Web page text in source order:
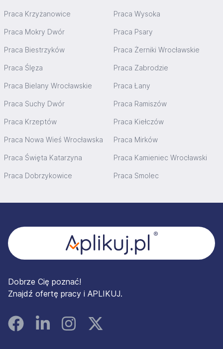
Praca Krzyżanowice Praca Wysoka
Praca Mokry Dwór Praca Psary
Praca Biestrzyków Praca Żerniki Wrocławskie
Praca Ślęza Praca Zabrodzie
Praca Bielany Wrocławskie Praca Łany
Praca Suchy Dwór Praca Ramiszów
Praca Krzeptów Praca Kiełczów
Praca Nowa Wieś Wrocławska Praca Mirków
Praca Święta Katarzyna Praca Kamieniec Wrocławski
Praca Dobrzykowice Praca Smolec
Dobrze Cię poznać!
Znajdź ofertę pracy i APLIKUJ.
FacebookLinked InInstagramInstagram